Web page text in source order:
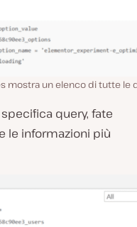
mostra un elenco di tutte le
query, fate
le informazioni più